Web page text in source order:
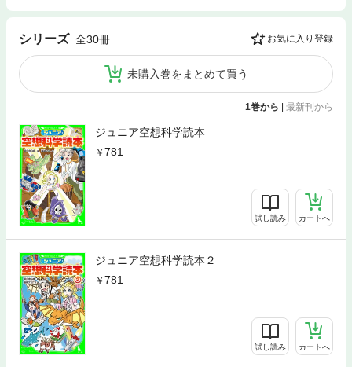
シリーズ 全30冊 お気に入り登録
未購入巻をまとめて買う
1巻から | 最新刊から
ジュニア空想科学読本
781
試し読み カートへ
ジュニア空想科学読本２
781
試し読み カートへ